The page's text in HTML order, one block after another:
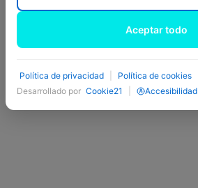
Aceptar todo
Política de privacidad Política de cookies
Desarrollado por Cookie21 Accesibilidad